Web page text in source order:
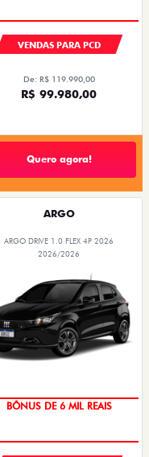
VENDAS PARA PCD
De: R$ 119.990,00
R$ 99.980,00
Quero agora!
ARGO
ARGO DRIVE 1.0 FLEX 4P 2026
2026/2026
TAXA ZERO